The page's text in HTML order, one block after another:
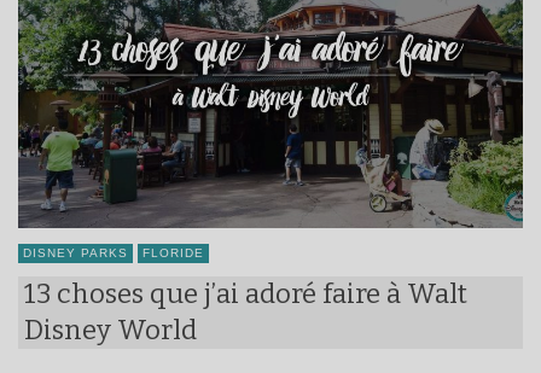
DISNEY PARKS FLORIDE
13 choses que j’ai adoré faire à Walt
Disney World